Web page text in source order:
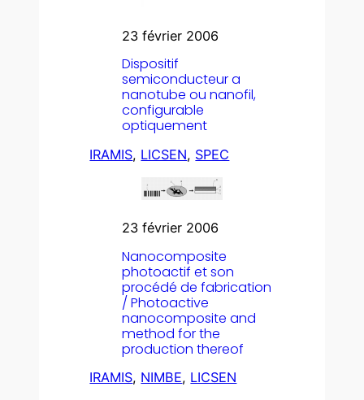
23 février 2006
Dispositif
semiconducteur a
nanotube ou nanofil,
configurable
optiquement
IRAMIS, LICSEN, SPEC
23 février 2006
Nanocomposite
photoactif et son
procédé de fabrication
/ Photoactive
nanocomposite and
method for the
production thereof
IRAMIS, NIMBE, LICSEN